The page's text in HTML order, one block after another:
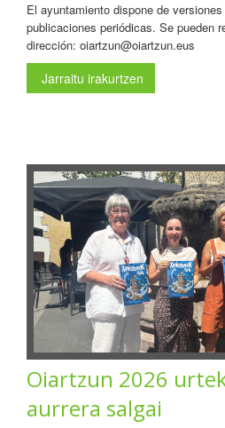
El ayuntamiento dispone de
publicaciones periódicas. Se pueden
dirección: oiartzun@oiartzun.eus
Jarraitu irakurtzen
Oiartzun 2026
aurrera salgai